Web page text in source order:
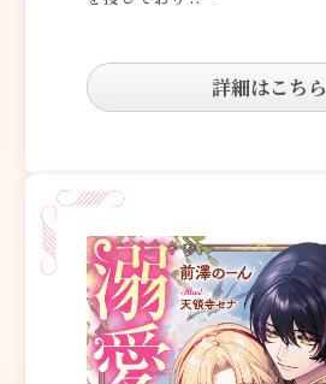
詳細はこちら